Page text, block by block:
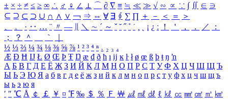
± × ÷ ≠ ≤ ≥ ∞ ∴ ♂ ♀ ∠ ⊥ ⌒ ∂ ∇ ≡ ≒ ≪ ≫ √ ∽ ∝ ∵ ∫ ∬ ∈ ∋
⊆ ⊇ ⊂ ⊃ ∪ ∩ ∧ ∨ ￢ ⇒ ⇔ ∀ ∃ ∮ ∑ ∏ ＋ － ＜ ＝
＞
、
。 · ‥ … ¨ 〃 ― ＼ ∼ ´ ～ ˇ ˘ ˝ ˚ ˙ ¸ ¡ ¿ ː ！ ＇ ， ． ／
：
；
？ ＾ ｀
½ ⅓ ⅔ ¼ ¾ ⅛ ⅜ ⅝ ⅞ ¹ ² ³ ⁴ ⁿ ₁ ₂ ₃ ₄
Æ Ð Ħ Ĳ Ł Ø Œ Þ Ŧ Ŋ æ đ ð ħ ı ĳ ĸ ŀ ł ø œ ß þ ŧ ŋ ŉ
А Б В Г Д Е Ё Ж З И Й К Л М Н О П Р С Т У Ф Х Ц Ч Ш Щ Ъ
Ы Ь Э Ю Я а б в г д е ё ж з и й к л м н о п р с т у ф х ц ч ш щ ъ
ы ь э ю я
′ ″ ℃ Å ￠ ￡ ￥ ¤ ℉ ‰ ＄ ％ Ｆ ￦ ㎕ ㎖ ㎗ ℓ ㎘ ㏄ ㎣ ㎤ ㎥ ㎦